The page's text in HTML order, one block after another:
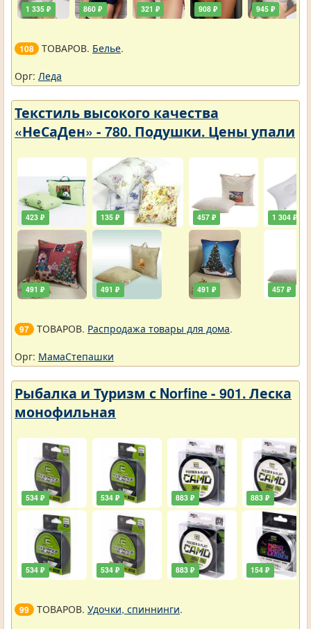
1 335 ₽ 860 ₽ 321 ₽ 908 ₽ 945 ₽
108 ТОВАРОВ. Белье.
Орг: Леда
Текстиль высокого качества
«НеСаДен» - 780. Подушки. Цены упали
423 ₽
491 ₽
135 ₽
491 ₽
457 ₽
491 ₽
1 304 ₽
457 ₽
97 ТОВАРОВ. Распродажа товары для дома.
Орг: МамаСтепашки
Рыбалка и Туризм с Norfine - 901. Леска
монофильная
534 ₽
534 ₽
534 ₽
534 ₽
883 ₽
883 ₽
883 ₽
154 ₽
99 ТОВАРОВ. Удочки, спиннинги.